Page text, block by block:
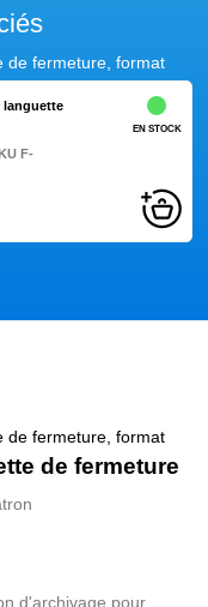
de fermeture, format
languette
F-
EN STOCK
de fermeture, format
de fermeture
d'archivage pour